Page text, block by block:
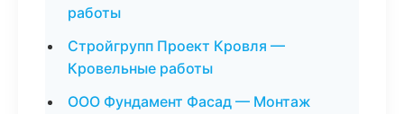
работы
Стройгрупп Проект Кровля —
Кровельные работы
ООО Фундамент Фасад — Монтаж